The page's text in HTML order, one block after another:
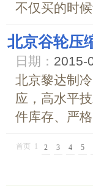
不仅买的时
北京谷轮压
日期： 2015-
北京黎达制
应，高水平
件库存、严
首页 1 2 3 4 5